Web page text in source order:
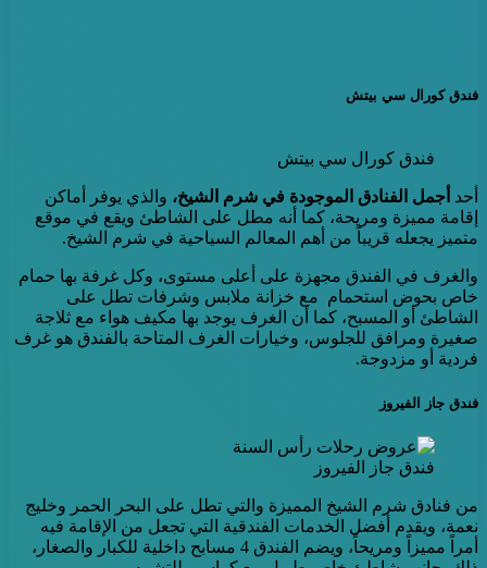
فندق كورال سي بيتش
فندق كورال سي بيتش
أحد أجمل الفنادق الموجودة في شرم الشيخ، والذي يوفر أماكن
إقامة مميزة ومريحة، كما أنه مطل على الشاطئ ويقع في موقع
متميز يجعله قريباً من أهم المعالم السياحية في شرم الشيخ.
والغرف في الفندق مجهزة على أعلى مستوى، وكل غرفة بها حمام
خاص بحوض استحمام مع خزانة ملابس وشرفات تطل على
الشاطئ أو المسبح، كما أن الغرف يوجد بها مكيف هواء مع ثلاجة
صغيرة ومرافق للجلوس، وخيارات الغرف المتاحة بالفندق هو غرف
فردية أو مزدوجة.
فندق جاز الفيروز
فندق جاز الفيروز
من فنادق شرم الشيخ المميزة والتي تطل على البحر الحمر وخليج
نعمة، ويقدم أفضل الخدمات الفندقية التي تجعل من الإقامة فيه
أمراً مميزاً ومريحاً، ويضم الفندق 4 مسابح داخلية للكبار والصغار،